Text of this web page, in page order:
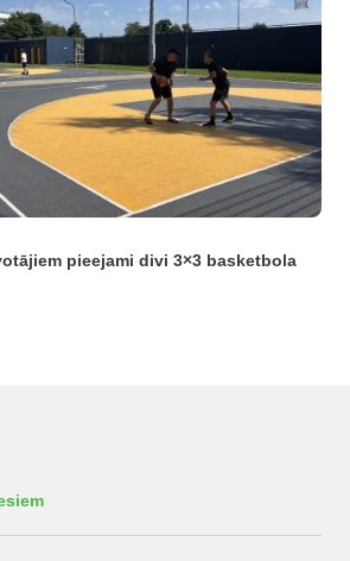
pieejami divi 3×3 basketbola